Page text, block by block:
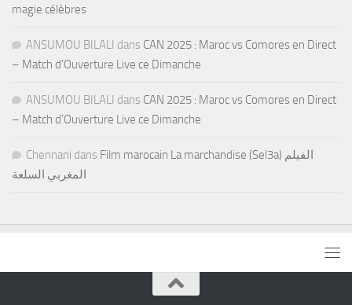
magie célèbres
ANSUMOU BILALI dans CAN 2025 : Maroc vs Comores en Direct
– Match d’Ouverture Live ce Dimanche
ANSUMOU BILALI dans CAN 2025 : Maroc vs Comores en Direct
– Match d’Ouverture Live ce Dimanche
Chennani dans Film marocain La marchandise (Sel3a) الفيلم
المغربي السلعة